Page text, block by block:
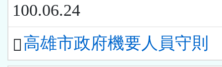
100.06.24
高雄市政府機要人員守則